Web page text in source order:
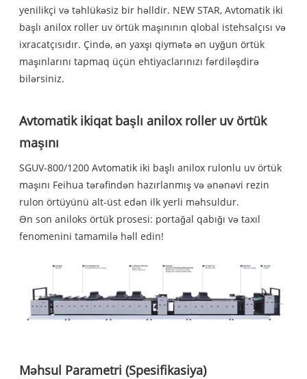
yenilikçi və təhlükəsiz bir həlldir. NEW STAR, Avtomatik iki
başlı anilox roller uv örtük maşınının qlobal istehsalçısı və
ixracatçısıdır. Çində, ən yaxşı qiymətə ən uyğun örtük
maşınlarını tapmaq üçün ehtiyaclarınızı fərdiləşdirə
bilərsiniz.
Avtomatik ikiqat başlı anilox roller uv örtük
maşını
SGUV-800/1200 Avtomatik iki başlı anilox rulonlu uv örtük
maşını Feihua tərəfindən hazırlanmış və ənənəvi rezin
rulon örtüyünü alt-üst edən ilk yerli məhsuldur.
Ən son aniloks örtük prosesi: portağal qabığı və taxıl
fenomenini tamamilə həll edin!
Məhsul Parametri (Spesifikasiya)